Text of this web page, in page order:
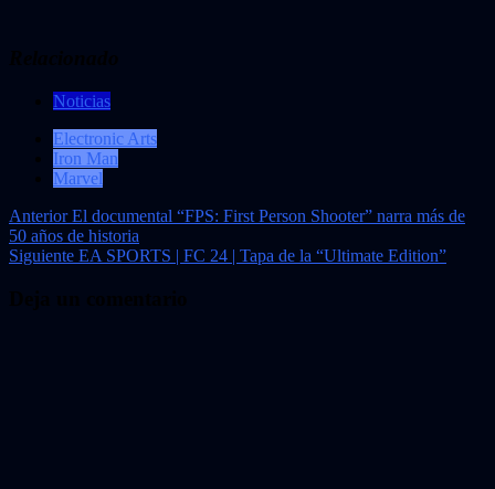
Noticias
Electronic Arts
Iron Man
Marvel
Navegación
de
AnteriorEl documental “FPS: First Person Shooter” narra más de
50 años de historia
Siguiente EA SPORTS | FC 24 | Tapa de la “Ultimate Edition”